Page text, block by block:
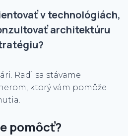
v technológiách,
architektúru
Radi sa stávame
ktorý vám pomôže
pomôcť?